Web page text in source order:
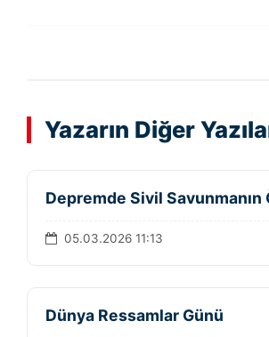
Yazarın Diğer
Depremde Sivil Savunmanın
05.03.2026 11:13
Dünya Ressamlar Günü